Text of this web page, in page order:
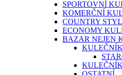
SPORTOVNÍ
KOMERČNÍ
COUNTRY
ECONOMY
BAZAR NEJEN